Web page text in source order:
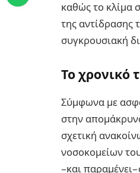
καθώς το κλίμα
της αντίδρασης
συγκρουσιακή
Το χρονικό
Σύμφωνα με
στην
σχετική
νοσοκομείων
–και